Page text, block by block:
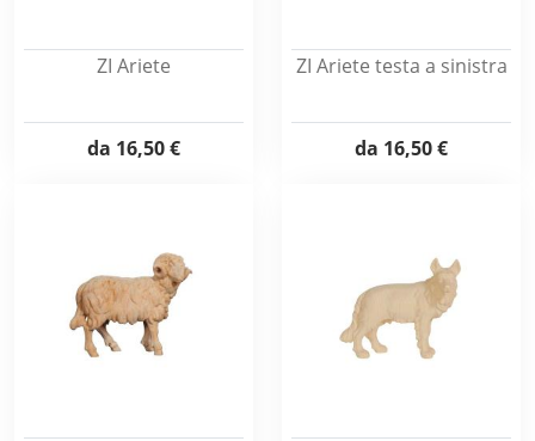
ZI Ariete
da 16,50 €
ZI Ariete testa a sinistra
da 16,50 €